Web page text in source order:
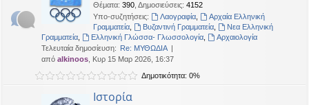
Θέματα: 390 Δημοσιεύσεις: 4152
Υπο-συζητήσεις:
Λαογραφία,
Αρχαία Ελληνική
Γραμματεία
Βυζαντινή Γραμματεία,
Νεα Ελληνική
Γραμματεία
Ελληνική Γλώσσα- Γλωσσολογία,
Αρχαιολογία
Τελευταία δημοσίευση: Re: ΜΥΘΩΔΙΑ
από alkinoos , Κυρ 15 Μαρ 2026, 16:37
Δημοτικότητα: 0%
Ιστορία